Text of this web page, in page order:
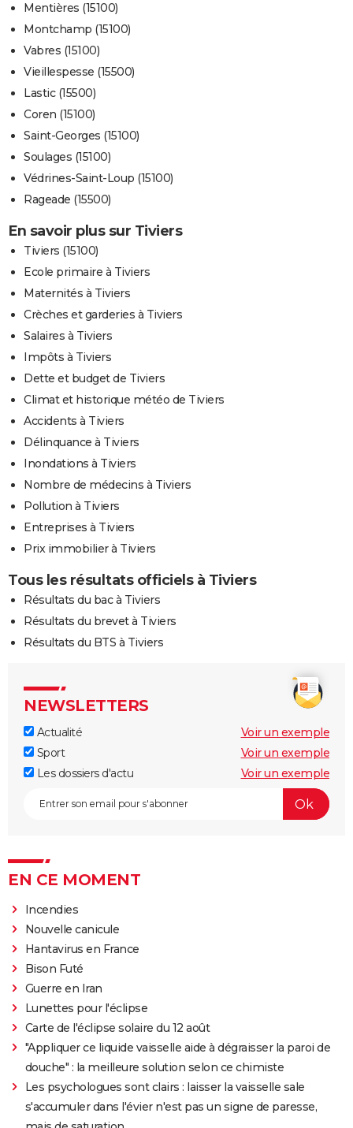
Mentières (15100)
Montchamp (15100)
Vabres (15100)
Vieillespesse (15500)
Lastic (15500)
Coren (15100)
Saint-Georges (15100)
Soulages (15100)
Védrines-Saint-Loup (15100)
Rageade (15500)
En savoir plus sur Tiviers
Tiviers (15100)
Ecole primaire à Tiviers
Maternités à Tiviers
Crèches et garderies à Tiviers
Salaires à Tiviers
Impôts à Tiviers
Dette et budget de Tiviers
Climat et historique météo de Tiviers
Accidents à Tiviers
Délinquance à Tiviers
Inondations à Tiviers
Nombre de médecins à Tiviers
Pollution à Tiviers
Entreprises à Tiviers
Prix immobilier à Tiviers
Tous les résultats officiels à Tiviers
Résultats du bac à Tiviers
Résultats du brevet à Tiviers
Résultats du BTS à Tiviers
NEWSLETTERS
Actualité
Voir un exemple
Sport
Voir un exemple
Les dossiers d'actu
Voir un exemple
EN CE MOMENT
Incendies
Nouvelle canicule
Hantavirus en France
Bison Futé
Guerre en Iran
Lunettes pour l'éclipse
Carte de l'éclipse solaire du 12 août
"Appliquer ce liquide vaisselle aide à dégraisser la paroi de
douche" : la meilleure solution selon ce chimiste
Les psychologues sont clairs : laisser la vaisselle sale
s'accumuler dans l'évier n'est pas un signe de paresse,